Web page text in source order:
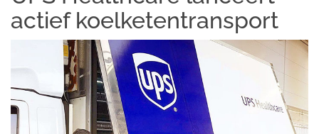
actief koelketentransport